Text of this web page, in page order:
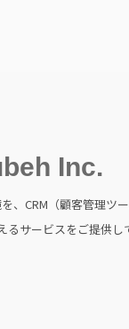
Inc.
、CRM（顧客管理ツー
サービスをご提供し